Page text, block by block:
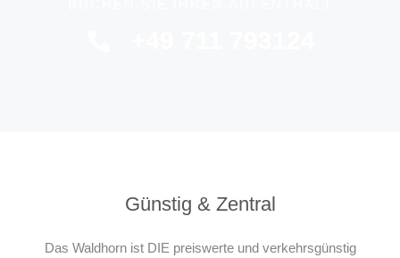
Günstig & Zentral
Das Waldhorn ist DIE preiswerte und verkehrsgünstig